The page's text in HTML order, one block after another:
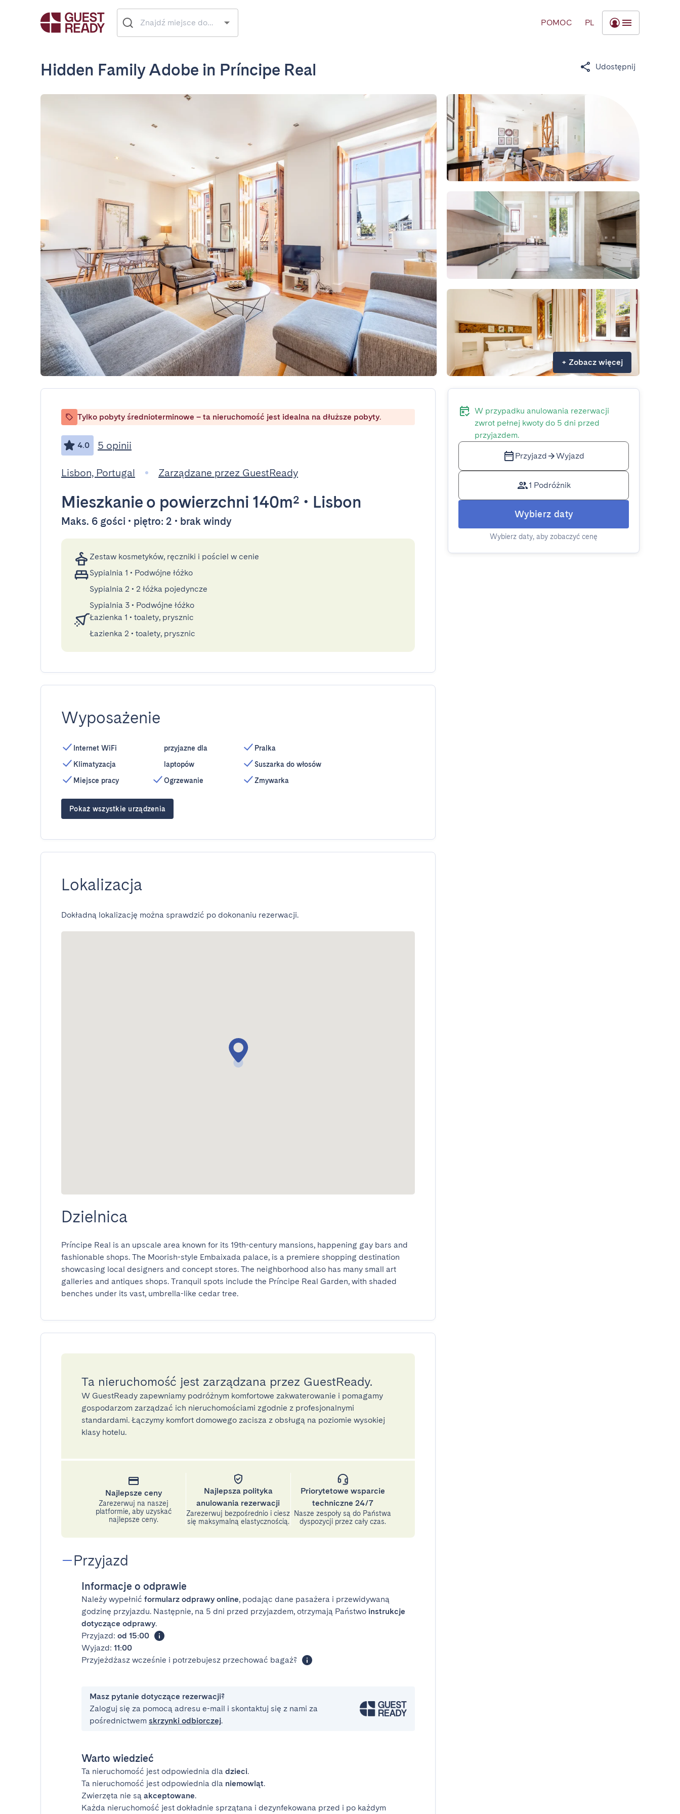
POMOC PL
Hidden Family Adobe in Príncipe Real Udostępnij
+ Zobacz więcej
Tylko pobyty średnioterminowe – ta nieruchomość jest idealna na dłuższe pobyty.
4.0 5 opinii
Lisbon, Portugal Zarządzane przez GuestReady
Mieszkanie o powierzchni 140m² • Lisbon
Maks. 6 gości • piętro: 2 • brak windy
Zestaw kosmetyków, ręczniki i pościel w cenie
Sypialnia 1 • Podwójne łóżko
Sypialnia 2 • 2 łóżka pojedyncze
Sypialnia 3 • Podwójne łóżko
Łazienka 1 • toalety, prysznic
Łazienka 2 • toalety, prysznic
Wyposażenie
Internet WiFi
Klimatyzacja
Miejsce pracy
przyjazne dla
laptopów
Ogrzewanie
Pralka
Suszarka do włosów
Zmywarka
Pokaż wszystkie urządzenia
Lokalizacja
Dokładną lokalizację można sprawdzić po dokonaniu rezerwacji.
Dzielnica
Príncipe Real is an upscale area known for its 19th-century mansions, happening gay bars and
fashionable shops. The Moorish-style Embaixada palace, is a premiere shopping destination
showcasing local designers and concept stores. The neighborhood also has many small art
galleries and antiques shops. Tranquil spots include the Príncipe Real Garden, with shaded
benches under its vast, umbrella-like cedar tree.
Ta nieruchomość jest zarządzana przez GuestReady.
W GuestReady zapewniamy podróżnym komfortowe zakwaterowanie i pomagamy
gospodarzom zarządzać ich nieruchomościami zgodnie z profesjonalnymi
standardami. Łączymy komfort domowego zacisza z obsługą na poziomie wysokiej
klasy hotelu.
Najlepsze ceny
Zarezerwuj na naszej
platformie, aby uzyskać
najlepsze ceny.
Najlepsza polityka
anulowania rezerwacji
Zarezerwuj bezpośrednio i ciesz
się maksymalną elastycznością.
Priorytetowe wsparcie
techniczne 24/7
Nasze zespoły są do Państwa
dyspozycji przez cały czas.
Przyjazd
Informacje o odprawie
Należy wypełnić formularz odprawy online, podając dane pasażera i przewidywaną
godzinę przyjazdu. Następnie, na 5 dni przed przyjazdem, otrzymają Państwo instrukcje
dotyczące odprawy.
Przyjazd: od 15:00
Wyjazd: 11:00
Przyjeżdżasz wcześnie i potrzebujesz przechować bagaż?
Masz pytanie dotyczące rezerwacji?
Zaloguj się za pomocą adresu e-mail i skontaktuj się z nami za
pośrednictwem skrzynki odbiorczej.
Warto wiedzieć
Ta nieruchomość jest odpowiednia dla dzieci.
Ta nieruchomość jest odpowiednia dla niemowląt.
Zwierzęta nie są akceptowane.
Każda nieruchomość jest dokładnie sprzątana i dezynfekowana przed i po każdym
W przypadku anulowania rezerwacji
zwrot pełnej kwoty do 5 dni przed
przyjazdem.
Przyjazd Wyjazd
1 Podróżnik
Wybierz daty
Wybierz daty, aby zobaczyć cenę